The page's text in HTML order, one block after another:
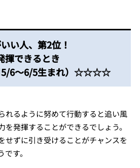
い人、第2位！
揮できるとき
5/6～6/5生まれ）☆☆☆☆
れるように努めて行動すると追い風
を発揮することができるでしょう。
せずに引き受けることがチャンスを
す。